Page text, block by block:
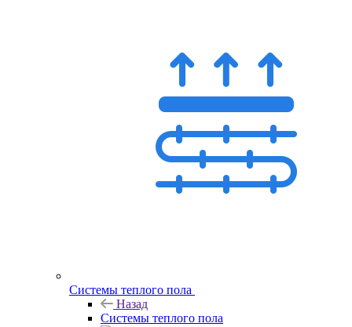
Системы теплого пола
Назад
Системы теплого пола